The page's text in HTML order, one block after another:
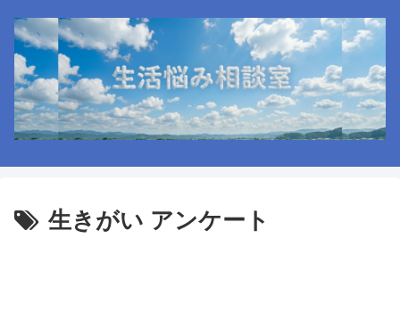
生きがい アンケート